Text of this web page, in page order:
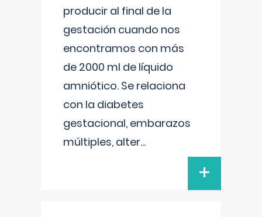
producir al final de la
gestación cuando nos
encontramos con más
de 2000 ml de líquido
amniótico. Se relaciona
con la diabetes
gestacional, embarazos
múltiples, alter...
+